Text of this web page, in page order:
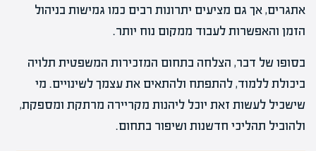
אתגרים, אך גם מציעים יתרונות רבים כמו גמישות בניהול
הזמן והאפשרות לעבוד ממקום נוח יותר.
בסופו של דבר, הצלחה בתחום המזכירות המשפטית תלויה
ביכולת ללמוד, להתפתח ולהתאים את עצמך לשינויים. מי
שישכיל לעשות זאת יוכל ליהנות מקריירה מרתקת ומספקת,
ולהוביל תהליכי חדשנות ושיפור בתחום.